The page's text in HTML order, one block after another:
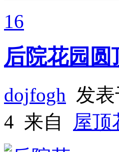
16
后院花园圆
dojfogh 发
4 来自 屋顶